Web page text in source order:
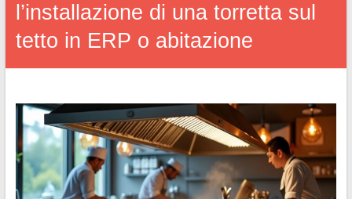
l’installazione di una torretta sul
tetto in ERP o abitazione